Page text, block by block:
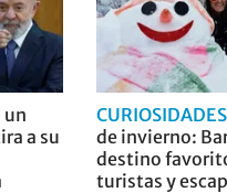
un
a su
CURIOSIDADES
de invierno:
destino
turistas y